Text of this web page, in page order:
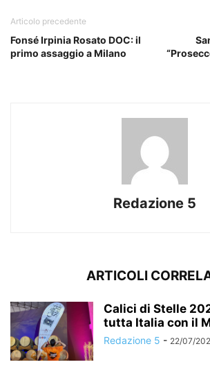
Articolo precedente
Fonsé Irpinia Rosato DOC: il
primo assaggio a Milano
Redazione 5
ARTICOLI
Calici di Stelle
tutta Italia con il
Redazione 5 - 22/07/